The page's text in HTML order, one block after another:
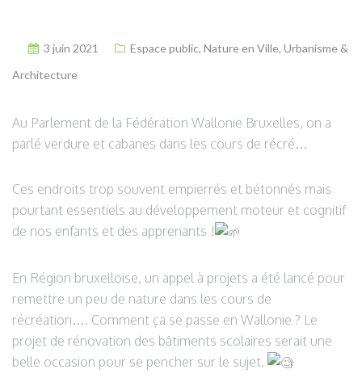
3 juin 2021 Espace public, Nature en Ville, Urbanisme &
Architecture
Au Parlement de la Fédération Wallonie Bruxelles, on a
parlé verdure et cabanes dans les cours de récré…
Ces endroits trop souvent empierrés et bétonnés mais
pourtant essentiels au développement moteur et cognitif
de nos enfants et des apprenants !
En Région bruxelloise, un appel à projets a été lancé pour
remettre un peu de nature dans les cours de
récréation…. Comment ça se passe en Wallonie ? Le
projet de rénovation des bâtiments scolaires serait une
belle occasion pour se pencher sur le sujet.